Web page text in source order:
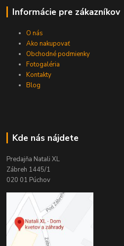
Informácie pre zákazníkov
O nás
Ako nakupovať
Obchodné podmienky
Fotogaléria
Kontakty
Blog
Kde nás nájdete
Predajňa Natali XL
Zábreh 1445/1
020 01 Púchov